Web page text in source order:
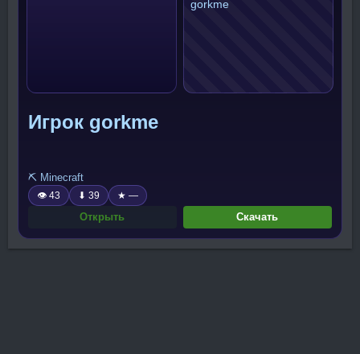
Игрок gorkme
⛏️ Minecraft
👁 43 ⬇ 39 ★ —
Открыть Скачать